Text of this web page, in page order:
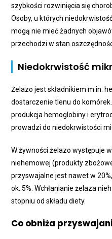
szybkości rozwinięcia się
Osoby, u których
mogą nie mieć żadnych
przechodzi w stan
Niedokrwistość
Żelazo jest składnikiem m.in.
dostarczenie tlenu do
produkcja hemoglobiny i
prowadzi do niedokrwistości
W żywności żelazo występuje
niehemowej (produkty
przyswajalne jest nawet w
ok. 5%. Wchłanianie żelaza
stopniu od składu diety.
Co obniża